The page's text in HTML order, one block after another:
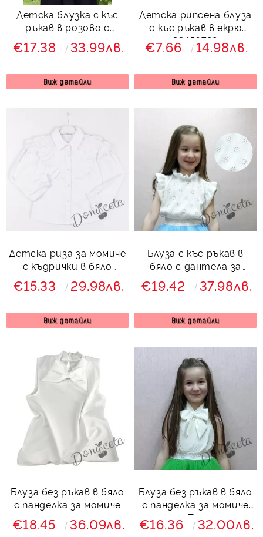
Детска блузка с къс
ръкав в розово с
дантела
€17.38 33.99лв.
Виж детайли
Детска рипсена блуза
с къс ръкав в екрю
33456789
€7.66 14.98лв.
Виж детайли
Детска риза за момиче
с къдрички в бяло
Беатрис
€15.33 29.98лв.
Виж детайли
Блуза с къс ръкав в
бяло с дантела за
момиче Лусия
€19.42 37.98лв.
Виж детайли
Блуза без ръкав в бяло
с панделка за момиче
€18.45 36.09лв.
Блуза без ръкав в бяло
с панделка за момиче
Тея
€16.36 32.00лв.